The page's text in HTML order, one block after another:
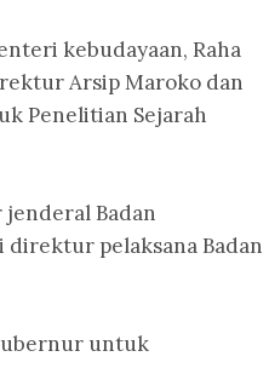
kebudayaan, Raha
Arsip Maroko dan
Penelitian Sejarah
Badan
direktur pelaksana Badan
untuk